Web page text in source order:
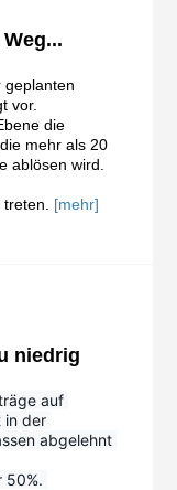
geplanten
vor.
die
mehr als 20
ablösen wird.
[mehr]
niedrig
auf
in der
abgelehnt
50%.